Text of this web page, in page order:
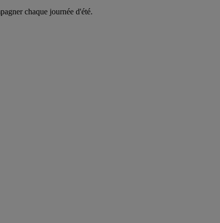
chaque journée d'été.